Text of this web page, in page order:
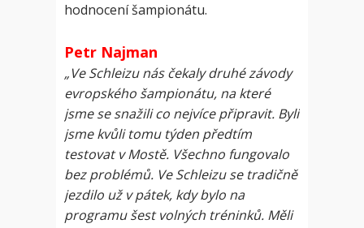
hodnocení šampionátu.
Petr Najman
„Ve Schleizu nás čekaly druhé závody
evropského šampionátu, na které
jsme se snažili co nejvíce připravit. Byli
jsme kvůli tomu týden předtím
testovat v Mostě. Všechno fungovalo
bez problémů. Ve Schleizu se tradičně
jezdilo už v pátek, kdy bylo na
programu šest volných tréninků. Měli